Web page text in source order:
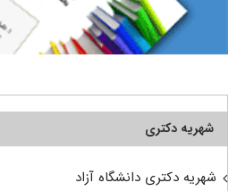
شهریه دکتری
شهریه دکتری دانشگاه آزاد